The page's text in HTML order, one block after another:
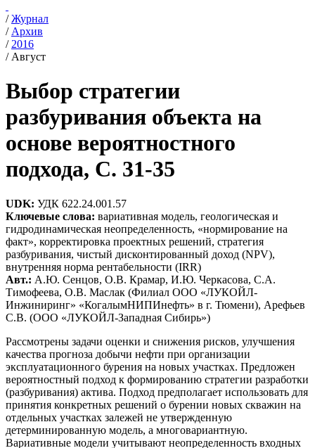
/Журнал
/ Архив
/ 2016
/ Август
Выбор стратегии
разбуривания объекта на
основе вероятностного
подхода, C. 31-35
UDK: УДК 622.24.001.57
Ключевые слова: вариативная модель, геологическая и
гидродинамическая неопределенность, «нормирование на
факт», корректировка проектных решений, стратегия
разбуривания, чистый дисконтированный доход (NPV),
внутренняя норма рентабельности (IRR)
Авт.: А.Ю. Сенцов, О.В. Крамар, И.Ю. Черкасова, С.А.
Тимофеева, О.В. Маслак (Филиал ООО «ЛУКОЙЛ-
Инжиниринг» «КогалымНИПИнефть» в г. Тюмени), Арефьев
С.В. (ООО «ЛУКОЙЛ-Западная Сибирь»)
Рассмотрены задачи оценки и снижения рисков, улучшения
качества прогноза добычи нефти при организации
эксплуатационного бурения на новых участках. Предложен
вероятностный подход к формированию стратегии разработки
(разбуривания) актива. Подход предполагает использовать для
принятия конкретных решений о бурении новых скважин на
отдельных участках залежей не утвержденную
детерминированную модель, а многовариантную.
Вариативные модели учитывают неопределенность входных